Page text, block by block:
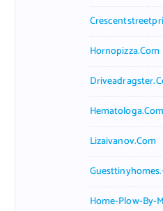
Hornopizza.com
Hematologa.com
Lizaivanov.com
Home-Plow-By-